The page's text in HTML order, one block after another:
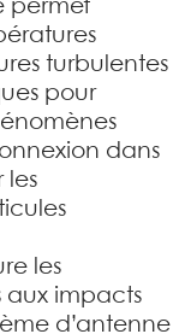
permet
turbulentes
pour
dans
les
les
aux impacts
d’antenne